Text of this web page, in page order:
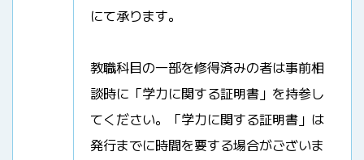
にて承ります。
教職科目の一部を修得済みの者は事前相
談時に「学力に関する証明書」を持参し
てください。「学力に関する証明書」は
発行までに時間を要する場合がございま